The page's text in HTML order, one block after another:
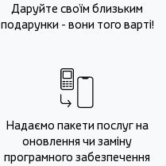
Даруйте своїм близьким
подарунки - вони того варті!
Надаємо пакети послуг на
оновлення чи заміну
програмного забезпечення